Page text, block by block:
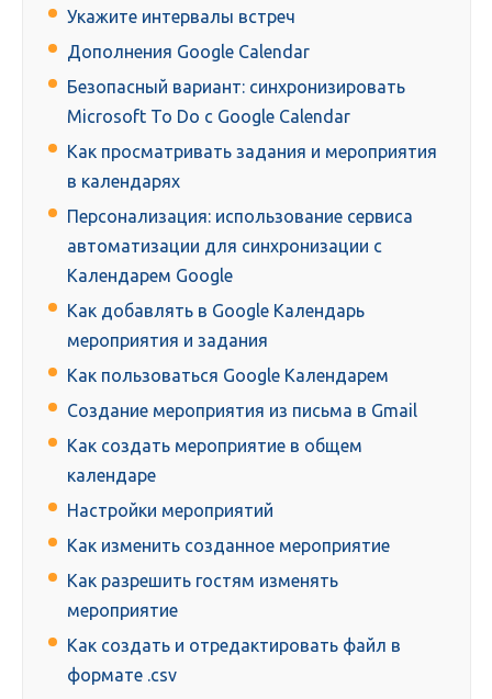
Укажите интервалы встреч
Дополнения Google Calendar
Безопасный вариант: синхронизировать
Microsoft To Do с Google Calendar
Как просматривать задания и мероприятия
в календарях
Персонализация: использование сервиса
автоматизации для синхронизации с
Календарем Google
Как добавлять в Google Календарь
мероприятия и задания
Как пользоваться Google Календарем
Создание мероприятия из письма в Gmail
Как создать мероприятие в общем
календаре
Настройки мероприятий
Как изменить созданное мероприятие
Как разрешить гостям изменять
мероприятие
Как создать и отредактировать файл в
формате .csv